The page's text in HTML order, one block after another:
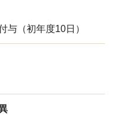
与（初年度10日）